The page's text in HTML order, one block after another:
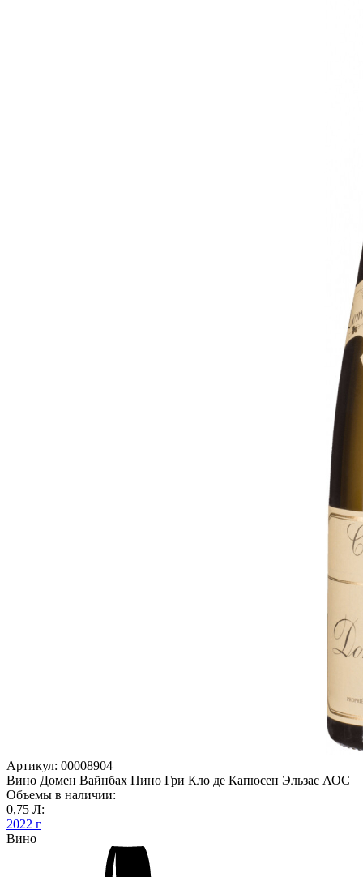
Артикул: 00008904
Вино Домен Вайнбах Пино Гри Кло де Капюсен Эльзас АОС
Объемы в наличии:
0,75 Л:
2022 г
Вино